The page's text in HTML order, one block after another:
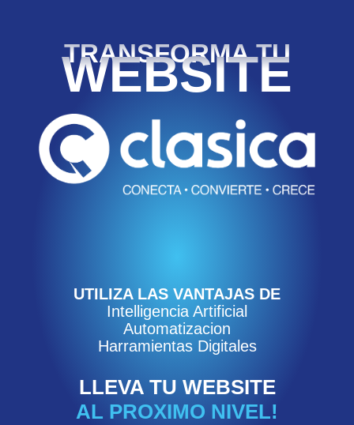
TRANSFORMA TU
WEBSITE
UTILIZA LAS VANTAJAS DE
Intelligencia Artificial
Automatizacion
Harramientas Digitales
LLEVA TU WEBSITE
AL PROXIMO NIVEL!